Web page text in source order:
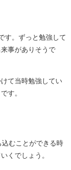
す。ずっと勉強して
事がありそうで
て当時勉強してい
す。
むことができる時
くでしょう。